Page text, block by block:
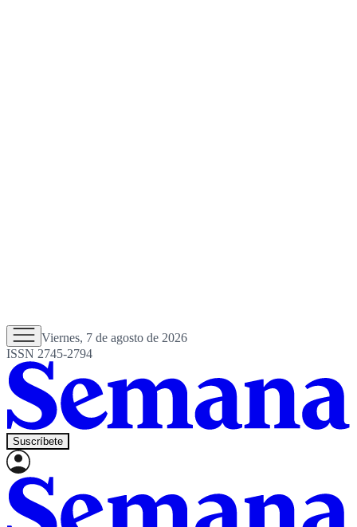
Viernes, 7 de agosto de 2026
ISSN 2745-2794
Suscríbete